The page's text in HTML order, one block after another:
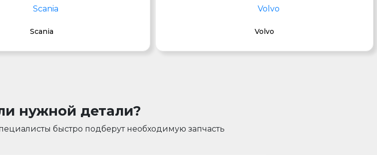
Scania Volvo
нужной детали?
быстро подберут необходимую запчасть